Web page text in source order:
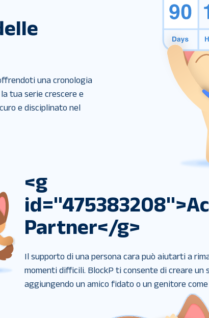
una cronologia
tua serie crescere e
e disciplinato nel
<g
Partner</g>
Il supporto di una persona cara può aiutarti a
momenti difficili. BlockP ti consente di creare un
aggiungendo un amico fidato o un genitore